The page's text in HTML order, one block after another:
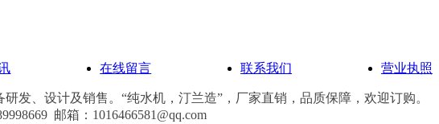
在线留言 联系我们 营业执照
研发、设计及销售。“纯水机，汀兰造”，厂家直销，品质保障，欢迎订购。
邮箱：1016466581@qq.com